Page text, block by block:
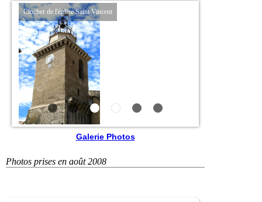
Clocher de l'église Saint Vincent
Galerie Photos
Photos prises en août 2008